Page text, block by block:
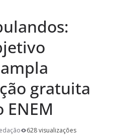
gratuita
628 visualizações